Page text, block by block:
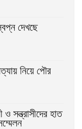
দেখছে
নিয়ে পৌর
ও সন্ত্রাসীদের হাত